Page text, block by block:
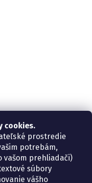
cookies.
prostredie
potrebám,
vašom prehliadači)
súbory
vášho